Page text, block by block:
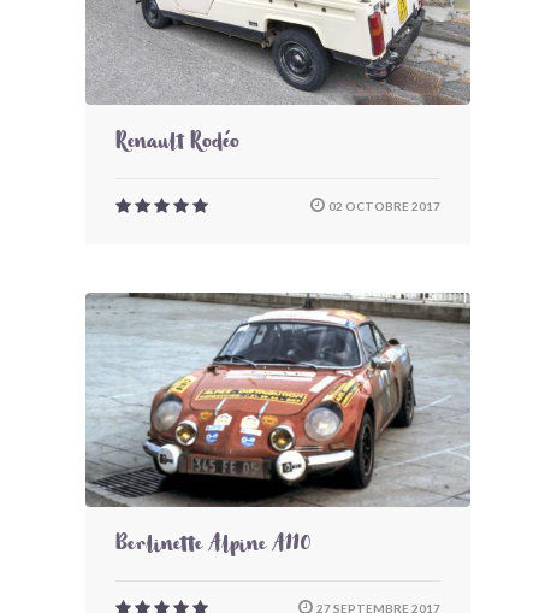
Renault Rodéo
02 OCTOBRE 2017
Berlinette Alpine A110
27 SEPTEMBRE 2017